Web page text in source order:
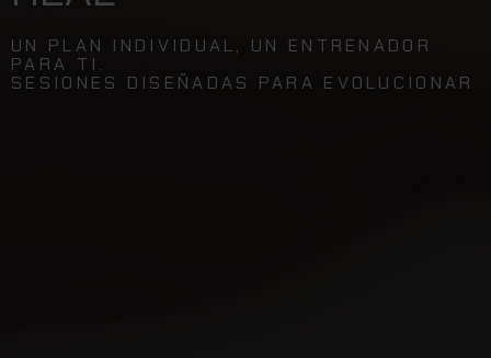
UN PLAN INDIVIDUAL, UN ENTRENADOR
PARA TI.
SESIONES DISEÑADAS PARA EVOLUCIONAR